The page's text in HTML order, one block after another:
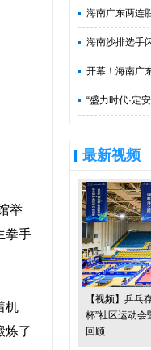
举
拳手
机
炼了
海南广东两连
海南沙排选手
夺金
开幕！海南广
“盛力时代·定
最新视频
【视频】乒乓
杯”社区运动
回顾